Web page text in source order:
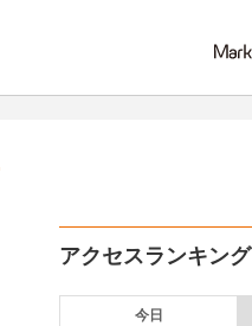
アクセスランキング
今日